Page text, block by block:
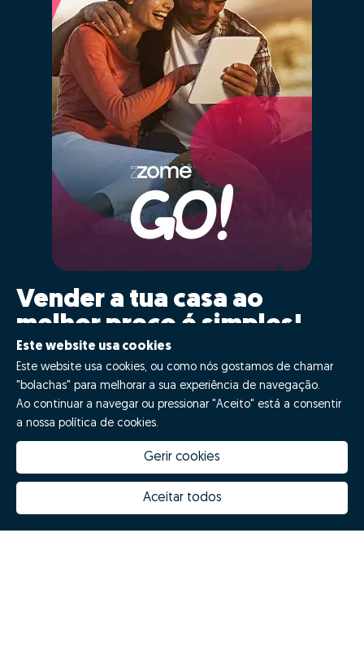
Vender a tua casa ao
melhor preço é simples!
Clica GO!
Quero fazer GO!
Este website usa cookies
Este website usa cookies, ou como nós gostamos de chamar
"bolachas" para melhorar a sua experiência de navegação.
Ao continuar a navegar ou pressionar "Aceito" está a consentir
a nossa política de cookies.
Gerir cookies
Aceitar todos